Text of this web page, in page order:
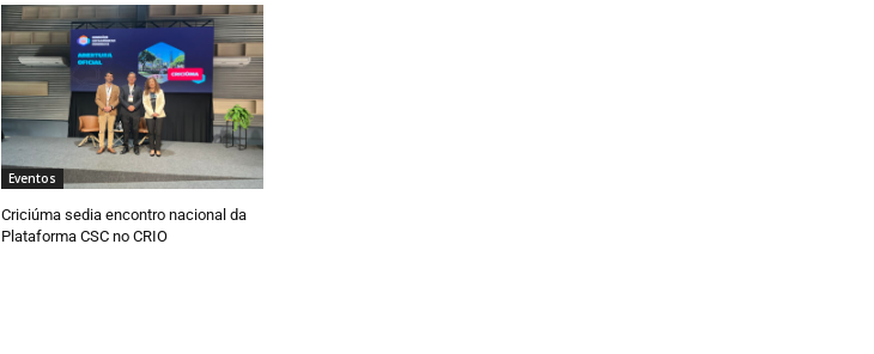
Eventos
Criciúma sedia encontro nacional da
Plataforma CSC no CRIO